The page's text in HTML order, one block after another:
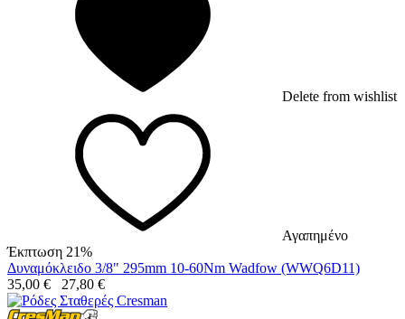
Delete from wishlist
Αγαπημένο
Έκπτωση 21%
Δυναμόκλειδο 3/8" 295mm 10-60Nm Wadfow (WWQ6D11)
35,00 € 27,80 €